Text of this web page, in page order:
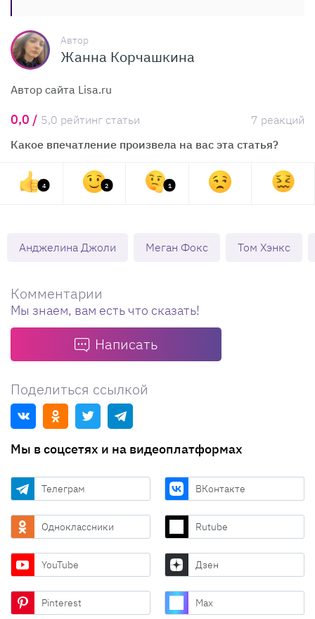
Автор
Жанна Корчашкина
Автор сайта Lisa.ru
0,0 / 5,0 рейтинг статьи
7 реакций
Какое впечатление произвела на вас эта статья?
4 2 1
Анджелина Джоли Меган Фокс Том Хэнкс
Комментарии
Мы знаем, вам есть что сказать!
Написать
Поделиться ссылкой
Мы в соцсетях и на видеоплатформах
Телеграм ВКонтакте
Одноклассники Rutube
YouTube Дзен
Pinterest Max